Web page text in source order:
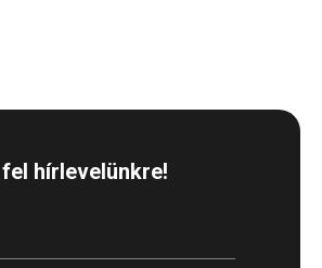
hírlevelünkre!